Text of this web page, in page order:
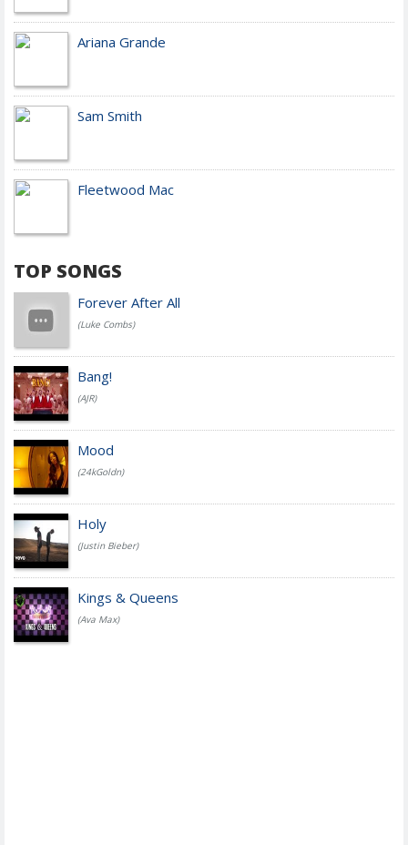
Ariana Grande
Sam Smith
Fleetwood Mac
TOP SONGS
Forever After All
(Luke Combs)
Bang!
(AJR)
Mood
(24kGoldn)
Holy
(Justin Bieber)
Kings & Queens
(Ava Max)